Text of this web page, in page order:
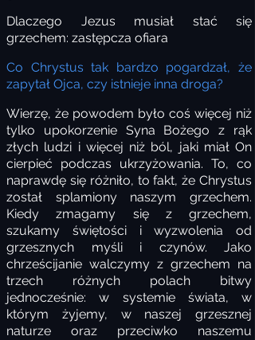
Dlaczego Jezus musiał stać się
grzechem: zastępcza ofiara
Co Chrystus tak bardzo pogardzał, że
zapytał Ojca, czy istnieje inna droga?
Wierzę, że powodem było coś więcej niż
tylko upokorzenie Syna Bożego z rąk
złych ludzi i więcej niż ból, jaki miał On
cierpieć podczas ukrzyżowania. To, co
naprawdę się różniło, to fakt, że Chrystus
został splamiony naszym grzechem.
Kiedy zmagamy się z grzechem,
szukamy świętości i wyzwolenia od
grzesznych myśli i czynów. Jako
chrześcijanie walczymy z grzechem na
trzech różnych polach bitwy
jednocześnie: w systemie świata, w
którym żyjemy, w naszej grzesznej
naturze oraz przeciwko naszemu